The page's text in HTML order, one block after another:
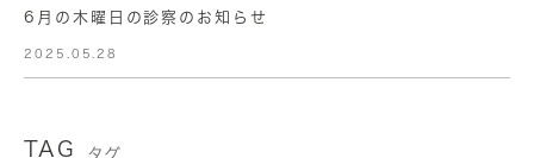
6月の木曜日の診察のお知らせ
2025.05.28
TAG タグ